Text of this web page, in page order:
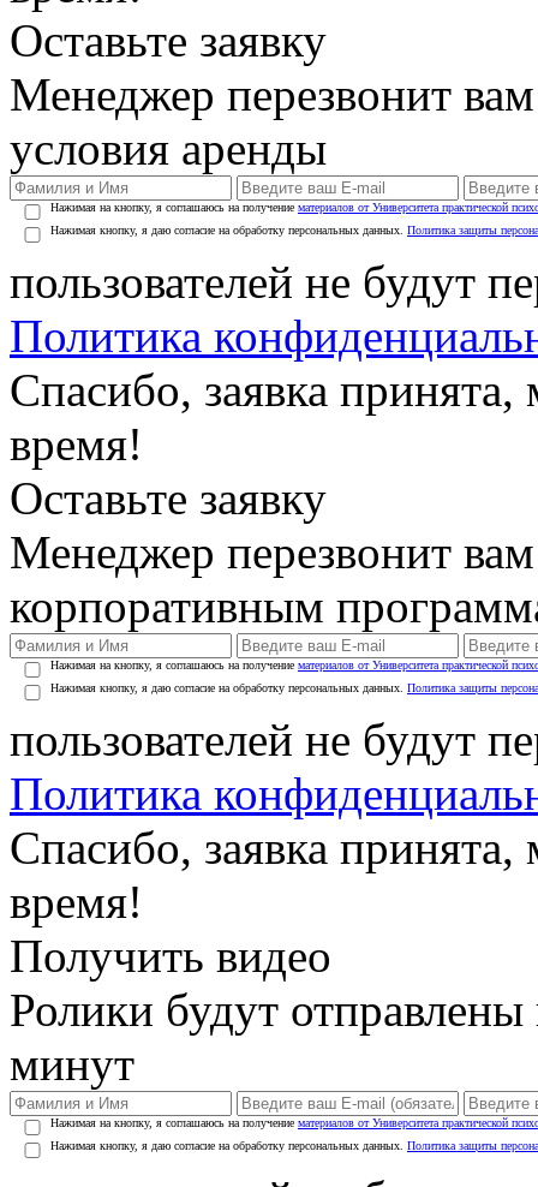
Оставьте заявку
Менеджер перезвонит
условия аренды
Нажимая на кнопку, я соглашаюсь на получение материалов от Университета практической
Нажимая кнопку, я даю согласие на обработку персональных данных. Политика защиты
пользователей не будут
Политика
Спасибо, заявка
время!
Оставьте заявку
Менеджер перезвонит
корпоративным
Нажимая на кнопку, я соглашаюсь на получение материалов от Университета практической
Нажимая кнопку, я даю согласие на обработку персональных данных. Политика защиты
пользователей не будут
Политика
Спасибо, заявка
время!
Получить видео
Ролики будут
минут
Нажимая на кнопку, я соглашаюсь на получение материалов от Университета практической
Нажимая кнопку, я даю согласие на обработку персональных данных. Политика защиты